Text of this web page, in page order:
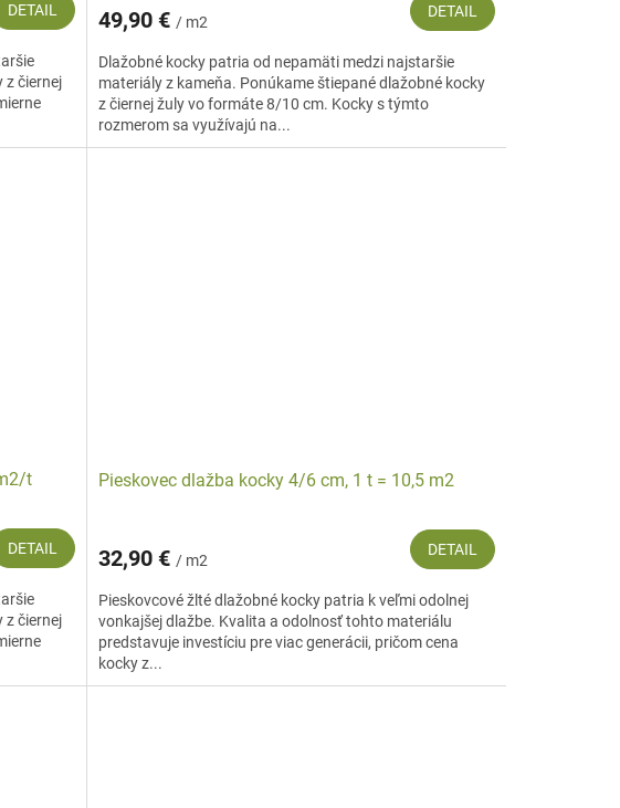
DETAIL
z čiernej
49,90 € / m2
DETAIL
Dlažobné kocky patria od nepamäti medzi najstaršie
materiály z kameňa. Ponúkame štiepané dlažobné kocky
z čiernej žuly vo formáte 8/10 cm. Kocky s týmto
rozmerom sa využívajú na...
t
DETAIL
z čiernej
Pieskovec dlažba kocky 4/6 cm, 1 t = 10,5 m2
32,90 € / m2
DETAIL
Pieskovcové žlté dlažobné kocky patria k veľmi odolnej
vonkajšej dlažbe. Kvalita a odolnosť tohto materiálu
predstavuje investíciu pre viac generácii, pričom cena
kocky z...